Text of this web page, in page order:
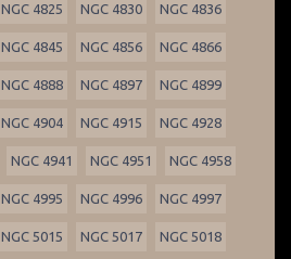
NGC 4825 NGC 4830 NGC 4836
NGC 4845 NGC 4856 NGC 4866
NGC 4888 NGC 4897 NGC 4899
NGC 4904 NGC 4915 NGC 4928
NGC 4941 NGC 4951 NGC 4958
NGC 4995 NGC 4996 NGC 4997
NGC 5015 NGC 5017 NGC 5018